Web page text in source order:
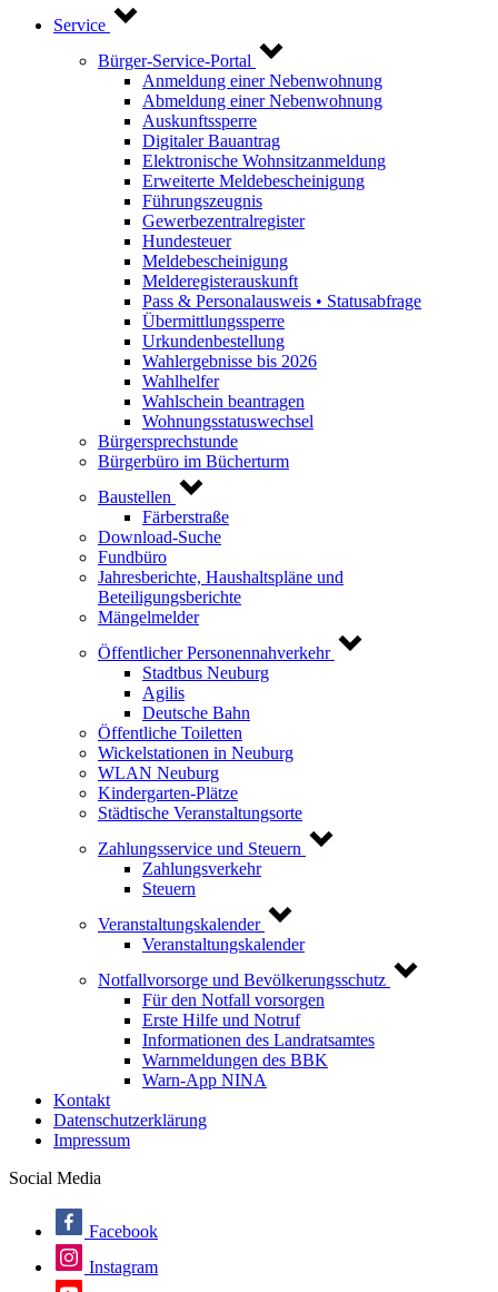
Service
Bürger-Service-Portal
Anmeldung einer Nebenwohnung
Abmeldung einer Nebenwohnung
Auskunftssperre
Digitaler Bauantrag
Elektronische Wohnsitzanmeldung
Erweiterte Meldebescheinigung
Führungszeugnis
Gewerbezentralregister
Hundesteuer
Meldebescheinigung
Melderegisterauskunft
Pass & Personalausweis • Statusabfrage
Übermittlungssperre
Urkundenbestellung
Wahlergebnisse bis 2026
Wahlhelfer
Wahlschein beantragen
Wohnungsstatuswechsel
Bürgersprechstunde
Bürgerbüro im Bücherturm
Baustellen
Färberstraße
Download-Suche
Fundbüro
Jahresberichte, Haushaltspläne und
Beteiligungsberichte
Mängelmelder
Öffentlicher Personennahverkehr
Stadtbus Neuburg
Agilis
Deutsche Bahn
Öffentliche Toiletten
Wickelstationen in Neuburg
WLAN Neuburg
Kindergarten-Plätze
Städtische Veranstaltungsorte
Zahlungsservice und Steuern
Zahlungsverkehr
Steuern
Veranstaltungskalender
Veranstaltungskalender
Notfallvorsorge und Bevölkerungsschutz
Für den Notfall vorsorgen
Erste Hilfe und Notruf
Informationen des Landratsamtes
Warnmeldungen des BBK
Warn-App NINA
Kontakt
Datenschutzerklärung
Impressum
Social Media
Facebook
Instagram